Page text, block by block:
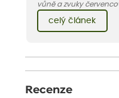
vůně a zvuky
dětství při mlsání
celý článek
Recenze